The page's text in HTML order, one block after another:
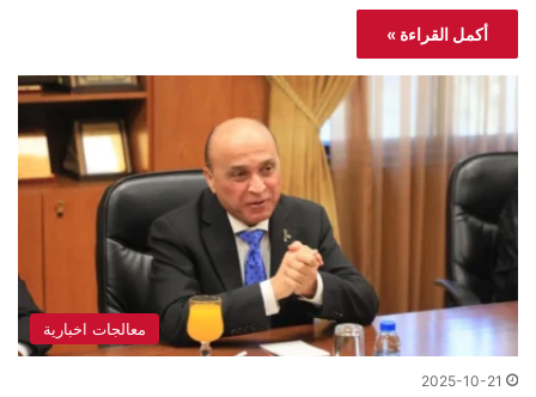
أكمل القراءة »
معالجات اخبارية
2025-10-21